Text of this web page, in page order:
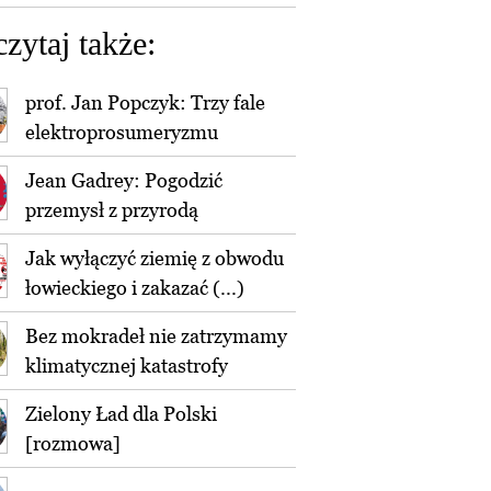
także:
prof. Jan Popczyk: Trzy fale
elektroprosumeryzmu
Jean Gadrey: Pogodzić
przemysł z przyrodą
Jak wyłączyć ziemię z obwodu
łowieckiego i zakazać (...)
Bez mokradeł nie zatrzymamy
klimatycznej katastrofy
Zielony Ład dla Polski
[rozmowa]